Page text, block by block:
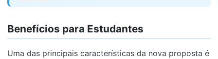
Benefícios para Estudantes
Uma das principais características da nova proposta é